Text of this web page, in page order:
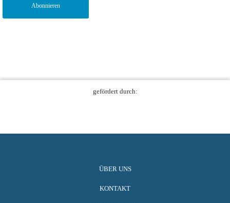
Abonnieren
gefördert durch:
ÜBER UNS
KONTAKT